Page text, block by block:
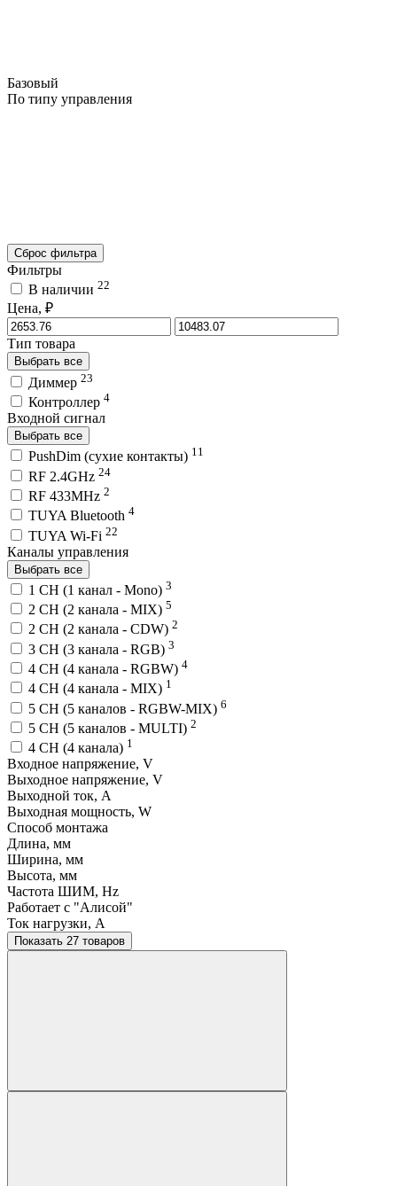
Базовый
По типу управления
Сброс фильтра
Фильтры
В наличии 22
Цена, ₽
Тип товара
Выбрать все
Диммер 23
Контроллер 4
Входной сигнал
Выбрать все
PushDim (сухие контакты) 11
RF 2.4GHz 24
RF 433MHz 2
TUYA Bluetooth 4
TUYA Wi-Fi 22
Каналы управления
Выбрать все
1 CH (1 канал - Mono) 3
2 CH (2 канала - MIX) 5
2 CH (2 канала - CDW) 2
3 CH (3 канала - RGB) 3
4 CH (4 канала - RGBW) 4
4 CH (4 канала - MIX) 1
5 CH (5 каналов - RGBW-MIX) 6
5 CH (5 каналов - MULTI) 2
4 CH (4 канала) 1
Входное напряжение, V
Выходное напряжение, V
Выходной ток, A
Выходная мощность, W
Способ монтажа
Длина, мм
Ширина, мм
Высота, мм
Частота ШИМ, Hz
Работает с "Алисой"
Ток нагрузки, A
Показать 27 товаров